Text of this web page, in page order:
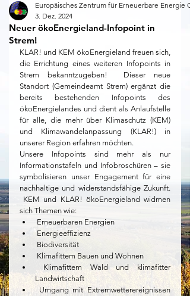
Neuer ökoEnergieland-Infopoint in
Strem!
Europäisches Zentrum für Erneuerbare Energie
3. Dez. 2024
KLAR! und KEM ökoEnergieland freuen sich,
die Errichtung eines weiteren Infopoints in
Strem bekanntzugeben!  Dieser neue
Standort (Gemeindeamt Strem) ergänzt die
bereits bestehenden Infopoints des
ökoEnergielandes und dient als Anlaufstelle
für alle, die mehr über Klimaschutz (KEM)
und Klimawandelanpassung (KLAR!) in
unserer Region erfahren möchten.
Unsere Infopoints sind mehr als nur
Informationstafeln und Infobroschüren – sie
symbolisieren unser Engagement für eine
nachhaltige und widerstandsfähige Zukunft.
KEM und KLAR! ökoEnergieland widmen
sich Themen wie:
Erneuerbaren Energien
Energieeffizienz
Biodiversität
Klimafittem Bauen und Wohnen
Klimafittem Wald und klimafitter
Landwirtschaft
Umgang mit Extremwetterereignissen